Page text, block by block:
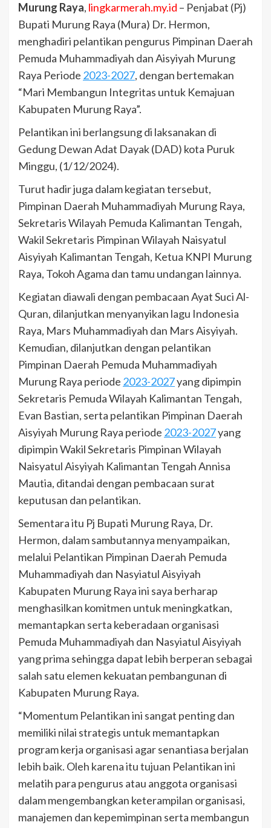
Murung Raya, lingkarmerah.my.id – Penjabat (Pj)
Bupati Murung Raya (Mura) Dr. Hermon,
menghadiri pelantikan pengurus Pimpinan Daerah
Pemuda Muhammadiyah dan Aisyiyah Murung
Raya Periode 2023-2027, dengan bertemakan
“Mari Membangun Integritas untuk Kemajuan
Kabupaten Murung Raya”.
Pelantikan ini berlangsung di laksanakan di
Gedung Dewan Adat Dayak (DAD) kota Puruk
Minggu, (1/12/2024).
Turut hadir juga dalam kegiatan tersebut,
Pimpinan Daerah Muhammadiyah Murung Raya,
Sekretaris Wilayah Pemuda Kalimantan Tengah,
Wakil Sekretaris Pimpinan Wilayah Naisyatul
Aisyiyah Kalimantan Tengah, Ketua KNPI Murung
Raya, Tokoh Agama dan tamu undangan lainnya.
Kegiatan diawali dengan pembacaan Ayat Suci Al-
Quran, dilanjutkan menyanyikan lagu Indonesia
Raya, Mars Muhammadiyah dan Mars Aisyiyah.
Kemudian, dilanjutkan dengan pelantikan
Pimpinan Daerah Pemuda Muhammadiyah
Murung Raya periode 2023-2027yang dipimpin
Sekretaris Pemuda Wilayah Kalimantan Tengah,
Evan Bastian, serta pelantikan Pimpinan Daerah
Aisyiyah Murung Raya periode 2023-2027yang
dipimpin Wakil Sekretaris Pimpinan Wilayah
Naisyatul Aisyiyah Kalimantan Tengah Annisa
Mautia, ditandai dengan pembacaan surat
keputusan dan pelantikan.
Sementara itu Pj Bupati Murung Raya, Dr.
Hermon, dalam sambutannya menyampaikan,
melalui Pelantikan Pimpinan Daerah Pemuda
Muhammadiyah dan Nasyiatul Aisyiyah
Kabupaten Murung Raya ini saya berharap
menghasilkan komitmen untuk meningkatkan,
memantapkan serta keberadaan organisasi
Pemuda Muhammadiyah dan Nasyiatul Aisyiyah
yang prima sehingga dapat lebih berperan sebagai
salah satu elemen kekuatan pembangunan di
Kabupaten Murung Raya.
“Momentum Pelantikan ini sangat penting dan
memiliki nilai strategis untuk memantapkan
program kerja organisasi agar senantiasa berjalan
lebih baik. Oleh karena itu tujuan Pelantikan ini
melatih para pengurus atau anggota organisasi
dalam mengembangkan keterampilan organisasi,
manajemen dan kepemimpinan serta membangun